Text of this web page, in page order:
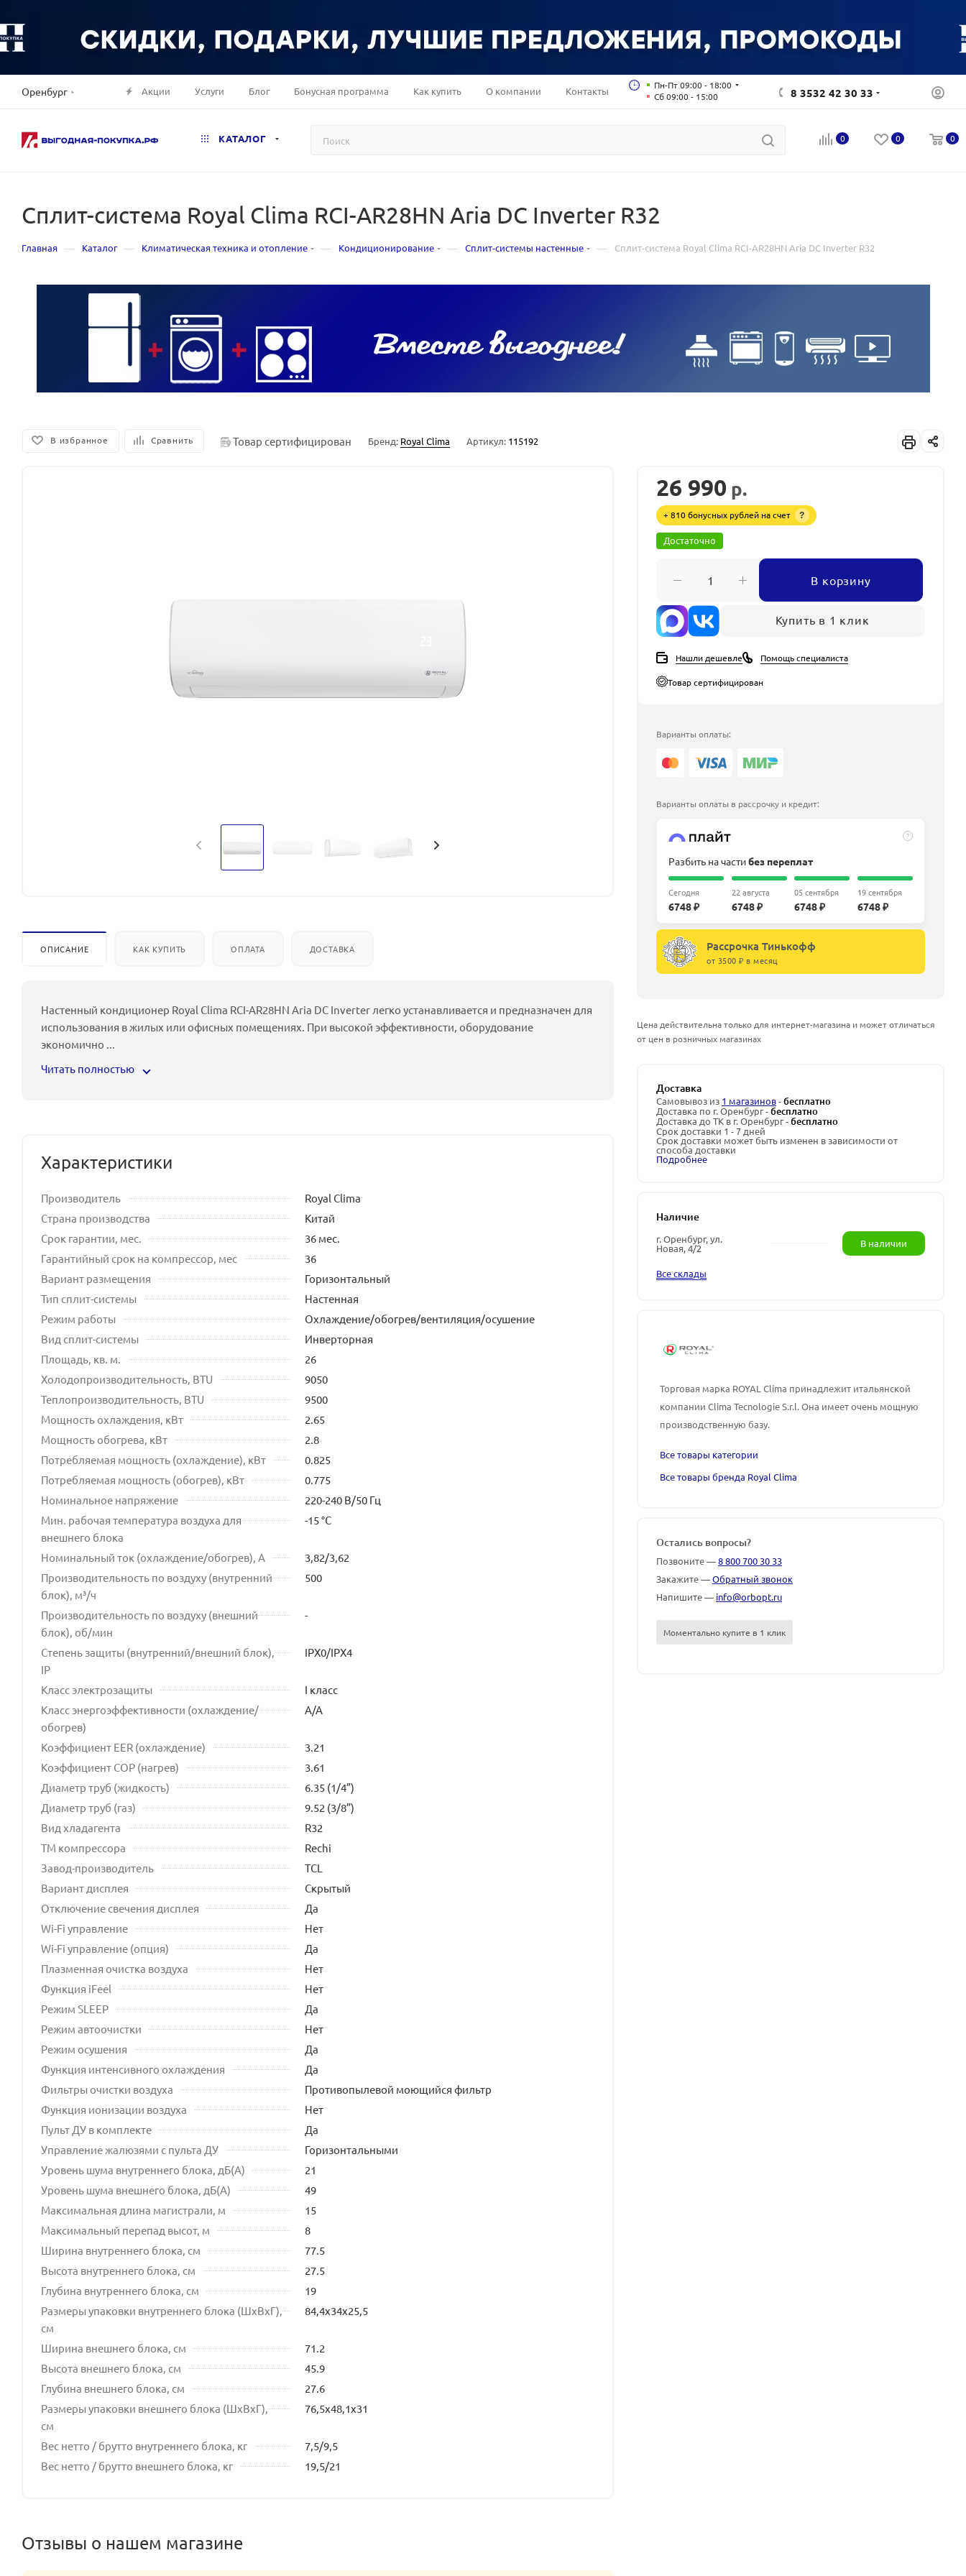
Оренбург Акции Услуги Блог Бонусная программа Как купить О компании Контакты
Пн-Пт 09:00 - 18:00
Сб 09:00 - 15:00
8 3532 42 30 33
КАТАЛОГ 0 0 0
Сплит-система Royal Clima RCI-AR28HN Aria DC Inverter R32
Главная — Каталог — Климатическая техника и отопление — Кондиционирование — Сплит-системы настенные — Сплит-система Royal Clima RCI-AR28HN Aria DC Inverter R32
В избранное Сравнить Товар сертифицирован Бренд: Royal Clima Артикул: 115192
ОПИСАНИЕ КАК КУПИТЬ ОПЛАТА ДОСТАВКА
Настенный кондиционер Royal Clima RCI-AR28HN Aria DC Inverter легко устанавливается и предназначен для
использования в жилых или офисных помещениях. При высокой эффективности, оборудование
экономично ...
Читать полностью
Характеристики
Производитель
Royal Clima
Страна производства
Китай
Срок гарантии, мес.
36 мес.
Гарантийный срок на компрессор, мес
36
Вариант размещения
Горизонтальный
Тип сплит-системы
Настенная
Режим работы
Охлаждение/обогрев/вентиляция/осушение
Вид сплит-системы
Инверторная
Площадь, кв. м.
26
Холодопроизводительность, BTU
9050
Теплопроизводительность, BTU
9500
Мощность охлаждения, кВт
2.65
Мощность обогрева, кВт
2.8
Потребляемая мощность (охлаждение), кВт
0.825
Потребляемая мощность (обогрев), кВт
0.775
Номинальное напряжение
220-240 В/50 Гц
Мин. рабочая температура воздуха для
внешнего блока
-15 °С
Номинальный ток (охлаждение/обогрев), А
3,82/3,62
Производительность по воздуху (внутренний
блок), м³/ч
500
Производительность по воздуху (внешний
блок), об/мин
-
Степень защиты (внутренний/внешний блок),
IP
IPX0/IPX4
Класс электрозащиты
I класс
Класс энергоэффективности (охлаждение/
обогрев)
A/A
Коэффициент EER (охлаждение)
3.21
Коэффициент COP (нагрев)
3.61
Диаметр труб (жидкость)
6.35 (1/4”)
Диаметр труб (газ)
9.52 (3/8”)
Вид хладагента
R32
ТМ компрессора
Rechi
Завод-производитель
TCL
Вариант дисплея
Скрытый
Отключение свечения дисплея
Да
Wi-Fi управление
Нет
Wi-Fi управление (опция)
Да
Плазменная очистка воздуха
Нет
Функция iFeel
Нет
Режим SLEEP
Да
Режим автоочистки
Нет
Режим осушения
Да
Функция интенсивного охлаждения
Да
Фильтры очистки воздуха
Противопылевой моющийся фильтр
Функция ионизации воздуха
Нет
Пульт ДУ в комплекте
Да
Управление жалюзями с пульта ДУ
Горизонтальными
Уровень шума внутреннего блока, дБ(А)
21
Уровень шума внешнего блока, дБ(А)
49
Максимальная длина магистрали, м
15
Максимальный перепад высот, м
8
Ширина внутреннего блока, см
77.5
Высота внутреннего блока, см
27.5
Глубина внутреннего блока, см
19
Размеры упаковки внутреннего блока (ШхВхГ),
см
84,4x34x25,5
Ширина внешнего блока, см
71.2
Высота внешнего блока, см
45.9
Глубина внешнего блока, см
27.6
Размеры упаковки внешнего блока (ШхВхГ),
см
76,5x48,1x31
Вес нетто / брутто внутреннего блока, кг
7,5/9,5
Вес нетто / брутто внешнего блока, кг
19,5/21
Отзывы о нашем магазине
26 990 р.
+ 810 бонусных рублей на счет ?
Достаточно
В корзину
Купить в 1 клик
Нашли дешевле Помощь специалиста
Товар сертифицирован
Варианты оплаты:
Варианты оплаты в рассрочку и кредит:
?
Разбить на частибез переплат
Сегодня
6748 ₽
22 августа
6748 ₽
05 сентября
6748 ₽
19 сентября
6748 ₽
Рассрочка Тинькофф
от 3500 ₽ в месяц
Цена действительна только для интернет-магазина и может отличаться
от цен в розничных магазинах
Доставка
Самовывоз из 1 магазинов-бесплатно
Доставка по г. Оренбург -бесплатно
Доставка до ТК в г. Оренбург -бесплатно
Срок доставки 1 - 7 дней
Срок доставки может быть изменен в зависимости от
способа доставки
Подробнее
Наличие
г. Оренбург, ул.
Новая, 4/2 В наличии
Все склады
Торговая марка ROYAL Clima принадлежит итальянской
компании Clima Tecnologie S.r.l. Она имеет очень мощную
производственную базу.
Все товары категории
Все товары бренда Royal Clima
Остались вопросы?
Позвоните —8 800 700 30 33
Закажите —Обратный звонок
Напишите — info@orbopt.ru
Моментально купите в 1 клик